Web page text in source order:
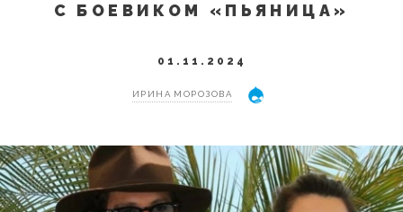
С БОЕВИКОМ «ПЬЯНИЦА»
01.11.2024
ИРИНА МОРОЗОВА